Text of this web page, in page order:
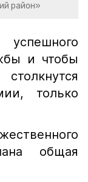
район»
и чтобы
только
общая